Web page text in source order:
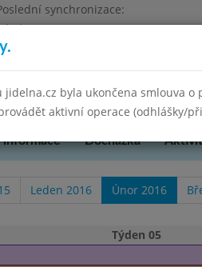
synchronizace:
29.8.2025 10:55
informace Docházka
Leden 2016 Únor 2016
Týden 05
byla ukončena smlouva o
aktivní operace (odhlášky/